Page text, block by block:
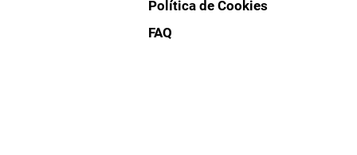
Política de Cookies
FAQ